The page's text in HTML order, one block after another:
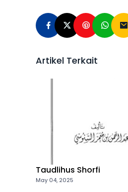
Artikel Terkait
Taudlihus Shorfi
May 04, 2025